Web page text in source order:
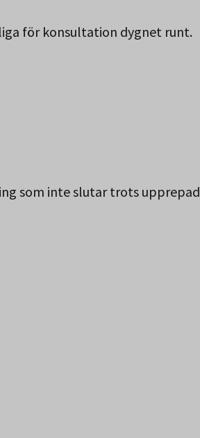
för konsultation dygnet runt.
som inte slutar trots upprepad